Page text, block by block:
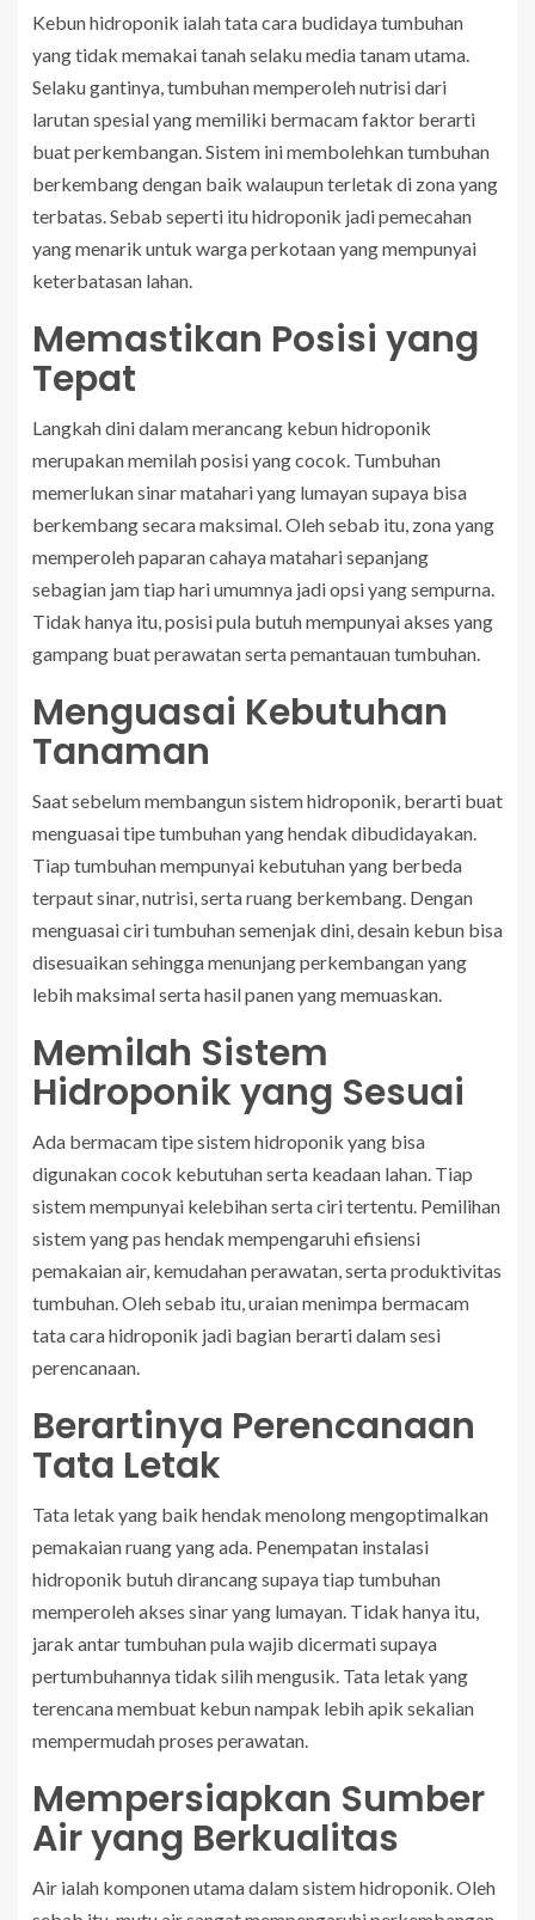
Kebun hidroponik ialah tata cara budidaya tumbuhan
yang tidak memakai tanah selaku media tanam utama.
Selaku gantinya, tumbuhan memperoleh nutrisi dari
larutan spesial yang memiliki bermacam faktor berarti
buat perkembangan. Sistem ini membolehkan tumbuhan
berkembang dengan baik walaupun terletak di zona yang
terbatas. Sebab seperti itu hidroponik jadi pemecahan
yang menarik untuk warga perkotaan yang mempunyai
keterbatasan lahan.
Memastikan Posisi yang
Tepat
Langkah dini dalam merancang kebun hidroponik
merupakan memilah posisi yang cocok. Tumbuhan
memerlukan sinar matahari yang lumayan supaya bisa
berkembang secara maksimal. Oleh sebab itu, zona yang
memperoleh paparan cahaya matahari sepanjang
sebagian jam tiap hari umumnya jadi opsi yang sempurna.
Tidak hanya itu, posisi pula butuh mempunyai akses yang
gampang buat perawatan serta pemantauan tumbuhan.
Menguasai Kebutuhan
Tanaman
Saat sebelum membangun sistem hidroponik, berarti buat
menguasai tipe tumbuhan yang hendak dibudidayakan.
Tiap tumbuhan mempunyai kebutuhan yang berbeda
terpaut sinar, nutrisi, serta ruang berkembang. Dengan
menguasai ciri tumbuhan semenjak dini, desain kebun bisa
disesuaikan sehingga menunjang perkembangan yang
lebih maksimal serta hasil panen yang memuaskan.
Memilah Sistem
Hidroponik yang Sesuai
Ada bermacam tipe sistem hidroponik yang bisa
digunakan cocok kebutuhan serta keadaan lahan. Tiap
sistem mempunyai kelebihan serta ciri tertentu. Pemilihan
sistem yang pas hendak mempengaruhi efisiensi
pemakaian air, kemudahan perawatan, serta produktivitas
tumbuhan. Oleh sebab itu, uraian menimpa bermacam
tata cara hidroponik jadi bagian berarti dalam sesi
perencanaan.
Berartinya Perencanaan
Tata Letak
Tata letak yang baik hendak menolong mengoptimalkan
pemakaian ruang yang ada. Penempatan instalasi
hidroponik butuh dirancang supaya tiap tumbuhan
memperoleh akses sinar yang lumayan. Tidak hanya itu,
jarak antar tumbuhan pula wajib dicermati supaya
pertumbuhannya tidak silih mengusik. Tata letak yang
terencana membuat kebun nampak lebih apik sekalian
mempermudah proses perawatan.
Mempersiapkan Sumber
Air yang Berkualitas
Air ialah komponen utama dalam sistem hidroponik. Oleh